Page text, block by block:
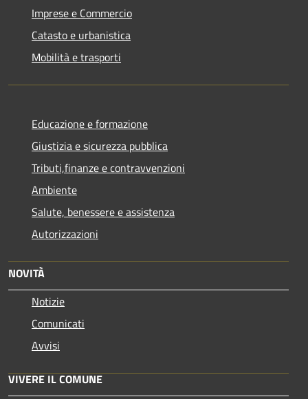
Imprese e Commercio
Catasto e urbanistica
Mobilità e trasporti
Educazione e formazione
Giustizia e sicurezza pubblica
Tributi,finanze e contravvenzioni
Ambiente
Salute, benessere e assistenza
Autorizzazioni
NOVITÀ
Notizie
Comunicati
Avvisi
VIVERE IL COMUNE